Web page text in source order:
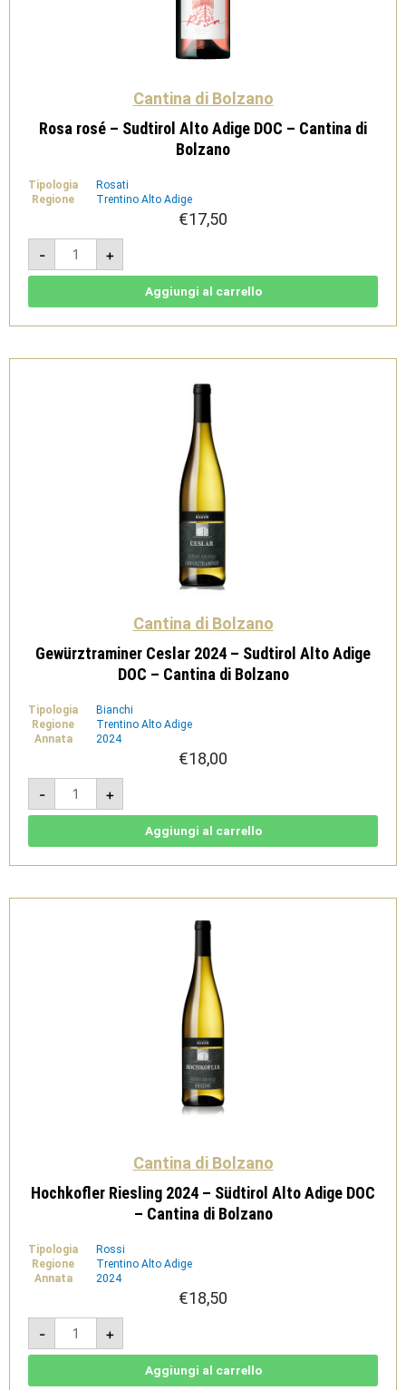
Cantina di Bolzano
Rosa rosé – Sudtirol Alto Adige DOC – Cantina di
Bolzano
Tipologia
Rosati
Regione
Trentino Alto Adige
€17,50
-
Rosa
rosé
-
Sudtirol
-
Bolzano
+
Aggiungi al carrello
Cantina di Bolzano
Gewürztraminer Ceslar 2024 – Sudtirol Alto Adige
DOC – Cantina di Bolzano
Tipologia
Bianchi
Regione
Trentino Alto Adige
Annata
2024
€18,00
-
Gewürztraminer
Ceslar
2024
-
DOC
di
+
Aggiungi al carrello
Cantina di Bolzano
Hochkofler Riesling 2024 – Südtirol Alto Adige DOC
– Cantina di Bolzano
Tipologia
Rossi
Regione
Trentino Alto Adige
Annata
2024
€18,50
-
Hochkofler
Riesling
2024
-
+
Aggiungi al carrello